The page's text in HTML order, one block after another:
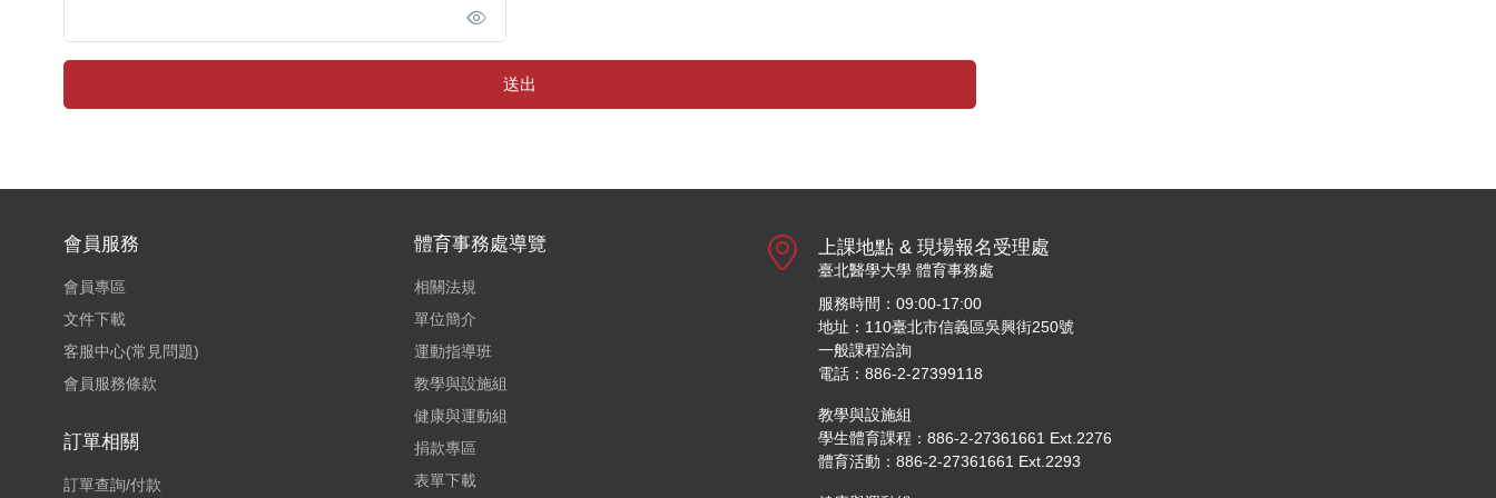
送出
會員服務
會員專區
文件下載
客服中心(常見問題)
會員服務條款
訂單相關
訂單查詢/付款
體育事務處導覽
相關法規
單位簡介
運動指導班
教學與設施組
健康與運動組
捐款專區
表單下載
上課地點 & 現場報名受理處
臺北醫學大學 體育事務處
服務時間：09:00-17:00
地址：110臺北市信義區吳興街250號
一般課程洽詢
電話：886-2-27399118
教學與設施組
學生體育課程：886-2-27361661 Ext.2276
體育活動：886-2-27361661 Ext.2293